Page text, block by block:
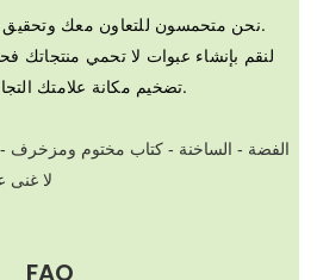
نحن متحمسون للتعاون معك وتحقيق رؤيتك على أرض الواقع.
لنقم بإنشاء عبوات لا تحمي
تضخيم مكانة علامتك التجارية وجاذبيتها.
FAQ